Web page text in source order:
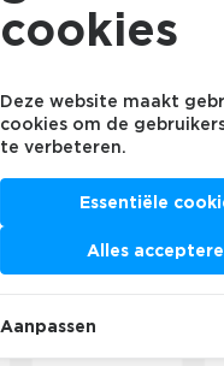
cookies
Deze website maakt
cookies om de
te verbeteren.
Essentiële
Alles
Aanpassen